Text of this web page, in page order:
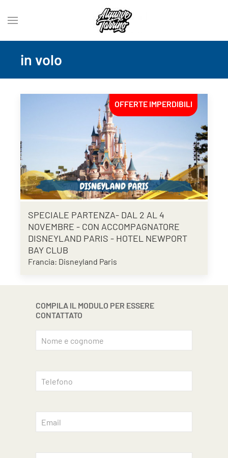
in volo
OFFERTE IMPERDIBILI
SPECIALE PARTENZA- DAL 2 AL 4
NOVEMBRE - CON ACCOMPAGNATORE
DISNEYLAND PARIS - HOTEL NEWPORT
BAY CLUB
Francia: Disneyland Paris
COMPILA IL MODULO PER ESSERE
CONTATTATO